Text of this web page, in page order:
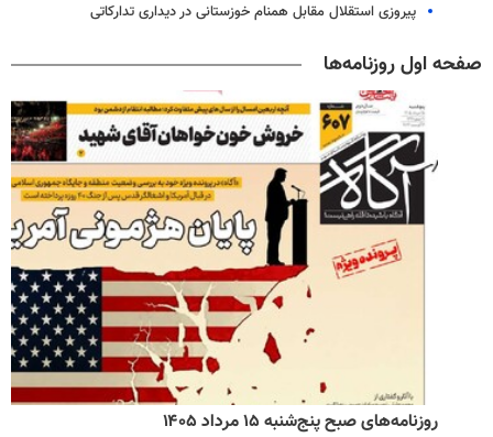
پیروزی استقلال مقابل همنام خوزستانی در دیداری تدارکاتی
صفحه اول روزنامه‌ها
روزنامه‌های صبح پنج‌شنبه ۱۵ مرداد ۱۴۰۵